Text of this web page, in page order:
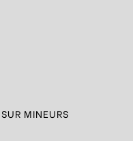
MINEURS